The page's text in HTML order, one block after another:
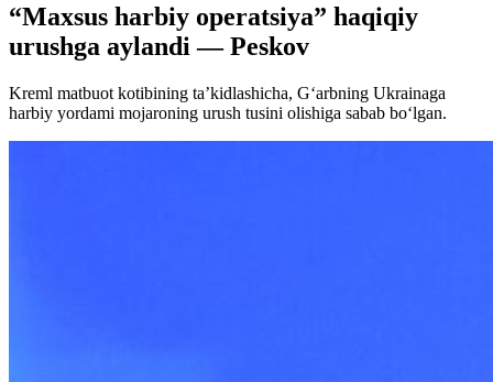
“Maxsus harbiy operatsiya” haqiqiy
urushga aylandi — Peskov
Kreml matbuot kotibining ta’kidlashicha, G‘arbning Ukrainaga
harbiy yordami mojaroning urush tusini olishiga sabab bo‘lgan.